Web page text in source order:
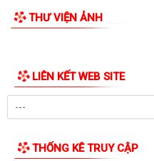
THƯ VIỆN ẢNH